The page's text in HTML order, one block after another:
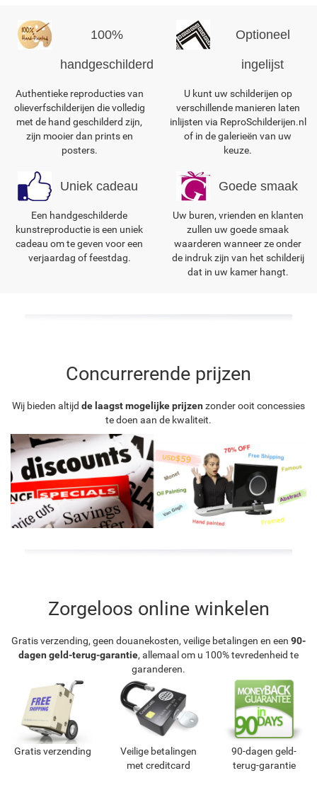
100%
handgeschilderd
Authentieke reproducties van
olieverfschilderijen die volledig
met de hand geschilderd zijn,
zijn mooier dan prints en
posters.
Optioneel
ingelijst
U kunt uw schilderijen op
verschillende manieren laten
inlijsten via ReproSchilderijen.nl
of in de galerieën van uw
keuze.
Uniek cadeau
Een handgeschilderde
kunstreproductie is een uniek
cadeau om te geven voor een
verjaardag of feestdag.
Goede smaak
Uw buren, vrienden en klanten
zullen uw goede smaak
waarderen wanneer ze onder
de indruk zijn van het schilderij
dat in uw kamer hangt.
Concurrerende prijzen
Wij bieden altijd de laagst mogelijke prijzen zonder ooit concessies
te doen aan de kwaliteit.
Zorgeloos online winkelen
Gratis verzending, geen douanekosten, veilige betalingen en een 90-
dagen geld-terug-garantie, allemaal om u 100% tevredenheid te
garanderen.
Gratis verzending
Veilige betalingen
met creditcard
90-dagen geld-
terug-garantie